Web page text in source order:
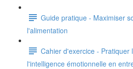
Guide pratique - Maximiser
l'alimentation
Cahier d'exercice - Pratiquer
l'intelligence émotionnelle en